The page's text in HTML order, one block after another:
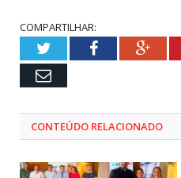
COMPARTILHAR:
TwitterFacebook
Email
CONTEÚDO RELACIONADO